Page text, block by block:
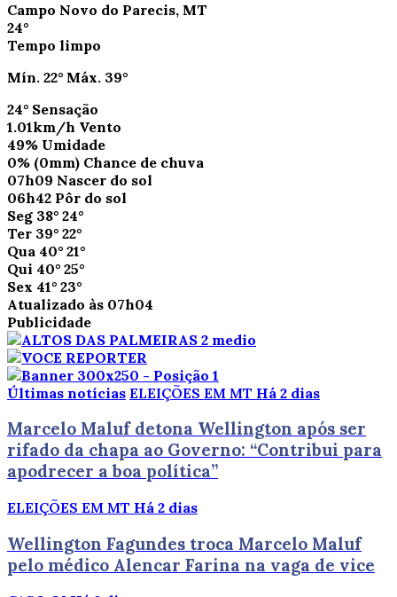
Campo Novo do Parecis, MT
24°
Tempo limpo
Mín. 22° Máx. 39°
24° Sensação
1.01km/h Vento
49% Umidade
0% (0mm) Chance de chuva
07h09 Nascer do sol
06h42 Pôr do sol
Seg 38° 24°
Ter 39° 22°
Qua 40° 21°
Qui 40° 25°
Sex 41° 23°
Atualizado às 07h04
Publicidade
Últimas notícias ELEIÇÕES EM MT Há 2 dias
Marcelo Maluf detona Wellington após ser
rifado da chapa ao Governo: “Contribui para
apodrecer a boa política”
ELEIÇÕES EM MT Há 2 dias
Wellington Fagundes troca Marcelo Maluf
pelo médico Alencar Farina na vaga de vice